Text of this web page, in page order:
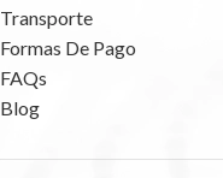
Transporte
Formas De Pago
FAQs
Blog